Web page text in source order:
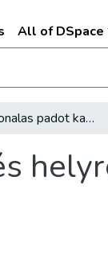
All of DSpace
Ezer áramvonalas padot kap a Sziget, és helyreállítják a kispatakot is